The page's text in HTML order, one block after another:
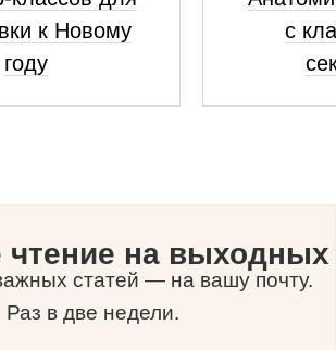
к Новому
году
с
чтение на выходных
статей — на вашу почту.
Раз в две недели.